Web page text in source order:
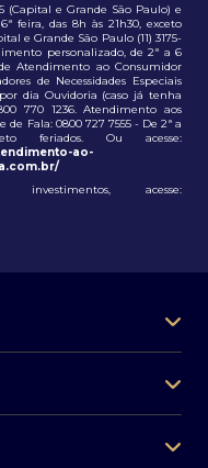
(Capital e Grande São Paulo) e
feira, das 8h às 21h30, exceto
e Grande São Paulo (11) 3175-
personalizado, de 2ª a 6
Atendimento ao Consumidor
de Necessidades Especiais
dia Ouvidoria (caso já tenha
770 1236. Atendimento aos
de Fala: 0800 727 7555 - De 2ª a
feriados. Ou acesse:
ao-
acesse: